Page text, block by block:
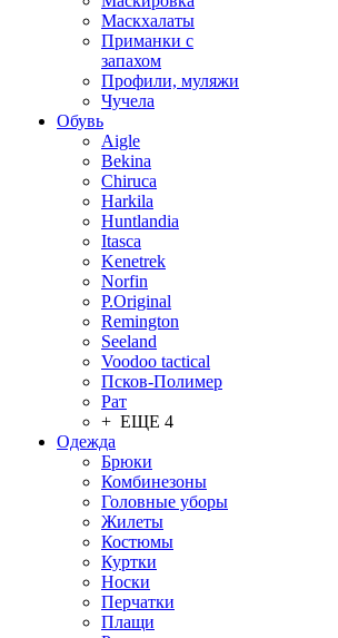
Маскхалаты
Приманки с
запахом
Профили, муляжи
Чучела
Обувь
Aigle
Bekina
Chiruсa
Harkila
Huntlandia
Itasca
Kenetrek
Norfin
P.Original
Remington
Seeland
Voodoo tactical
Псков-Полимер
Рат
+ ЕЩЕ 4
Одежда
Брюки
Комбинезоны
Головные уборы
Жилеты
Костюмы
Куртки
Носки
Перчатки
Плащи